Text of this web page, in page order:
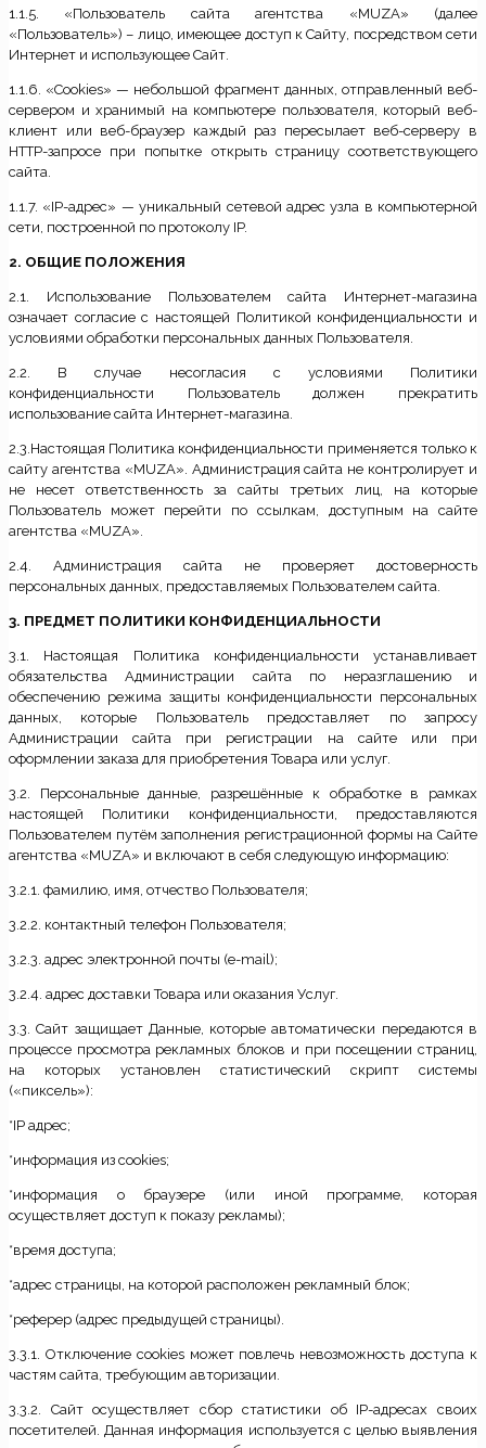
1.1.5. «Пользователь сайта агентства «MUZA» (далее
«Пользователь») – лицо, имеющее доступ к Сайту, посредством сети
Интернет и использующее Сайт.
1.1.6. «Cookies» — небольшой фрагмент данных, отправленный веб-
сервером и хранимый на компьютере пользователя, который веб-
клиент или веб-браузер каждый раз пересылает веб-серверу в
HTTP-запросе при попытке открыть страницу соответствующего
сайта.
1.1.7. «IP-адрес» — уникальный сетевой адрес узла в компьютерной
сети, построенной по протоколу IP.
2. ОБЩИЕ ПОЛОЖЕНИЯ
2.1. Использование Пользователем сайта Интернет-магазина
означает согласие с настоящей Политикой конфиденциальности и
условиями обработки персональных данных Пользователя.
2.2. В случае несогласия с условиями Политики
конфиденциальности Пользователь должен прекратить
использование сайта Интернет-магазина.
2.3.Настоящая Политика конфиденциальности применяется только к
сайту агентства «MUZA». Администрация сайта не контролирует и
не несет ответственность за сайты третьих лиц, на которые
Пользователь может перейти по ссылкам, доступным на сайте
агентства «MUZA».
2.4. Администрация сайта не проверяет достоверность
персональных данных, предоставляемых Пользователем сайта.
3. ПРЕДМЕТ ПОЛИТИКИ КОНФИДЕНЦИАЛЬНОСТИ
3.1. Настоящая Политика конфиденциальности устанавливает
обязательства Администрации сайта по неразглашению и
обеспечению режима защиты конфиденциальности персональных
данных, которые Пользователь предоставляет по запросу
Администрации сайта при регистрации на сайте или при
оформлении заказа для приобретения Товара или услуг.
3.2. Персональные данные, разрешённые к обработке в рамках
настоящей Политики конфиденциальности, предоставляются
Пользователем путём заполнения регистрационной формы на Сайте
агентства «MUZA» и включают в себя следующую информацию:
3.2.1. фамилию, имя, отчество Пользователя;
3.2.2. контактный телефон Пользователя;
3.2.3. адрес электронной почты (e-mail);
3.2.4. адрес доставки Товара или оказания Услуг.
3.3. Сайт защищает Данные, которые автоматически передаются в
процессе просмотра рекламных блоков и при посещении страниц,
на которых установлен статистический скрипт системы
(«пиксель»):
*IP адрес;
*информация из cookies;
*информация о браузере (или иной программе, которая
осуществляет доступ к показу рекламы);
*время доступа;
*адрес страницы, на которой расположен рекламный блок;
*реферер (адрес предыдущей страницы).
3.3.1. Отключение cookies может повлечь невозможность доступа к
частям сайта, требующим авторизации.
3.3.2. Сайт осуществляет сбор статистики об IP-адресах своих
посетителей. Данная информация используется с целью выявления